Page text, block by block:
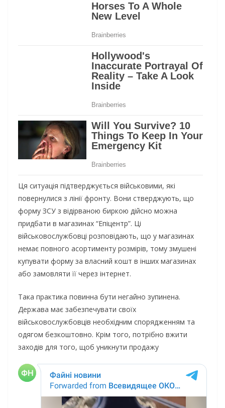
Ця ситуація підтверджується військовими, які
повернулися з лінії фронту. Вони стверджують, що
форму ЗСУ з відірваною биркою дійсно можна
придбати в магазинах “Епіцентр”. Ці
військовослужбовці розповідають, що у магазинах
немає повного асортименту розмірів, тому змушені
купувати форму за власний кошт в інших магазинах
або замовляти її через інтернет.
Така практика повинна бути негайно зупинена.
Держава має забезпечувати своїх
військовослужбовців необхідним спорядженням та
одягом безкоштовно. Крім того, потрібно вжити
заходів для того, щоб уникнути продажу